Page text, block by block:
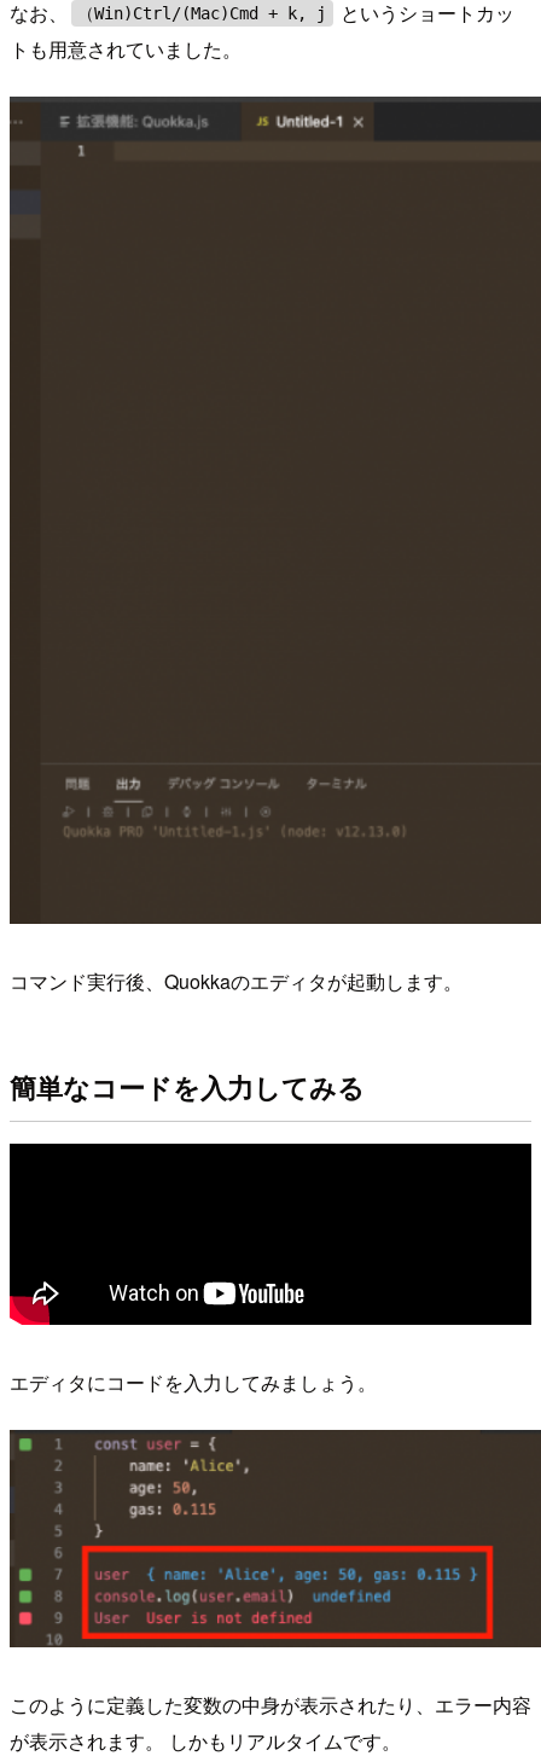
なお、 （Win)Ctrl/(Mac)Cmd + k, j
というショートカッ
トも用意されていました。
コマンド実行後、Quokkaのエディタが起動します。
簡単なコードを入力してみる
エディタにコードを入力してみましょう。
このように定義した変数の中身が表示されたり、エラー内容
が表示されます。 しかもリアルタイムです。